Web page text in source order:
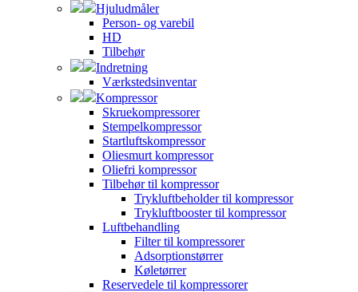
Hjuludmåler
Person- og varebil
HD
Tilbehør
Indretning
Værkstedsinventar
Kompressor
Skruekompressorer
Stempelkompressor
Startluftskompressor
Oliesmurt kompressor
Oliefri kompressor
Tilbehør til kompressor
Trykluftbeholder til kompressor
Trykluftbooster til kompressor
Luftbehandling
Filter til kompressorer
Adsorptionstørrer
Køletørrer
Reservedele til kompressorer